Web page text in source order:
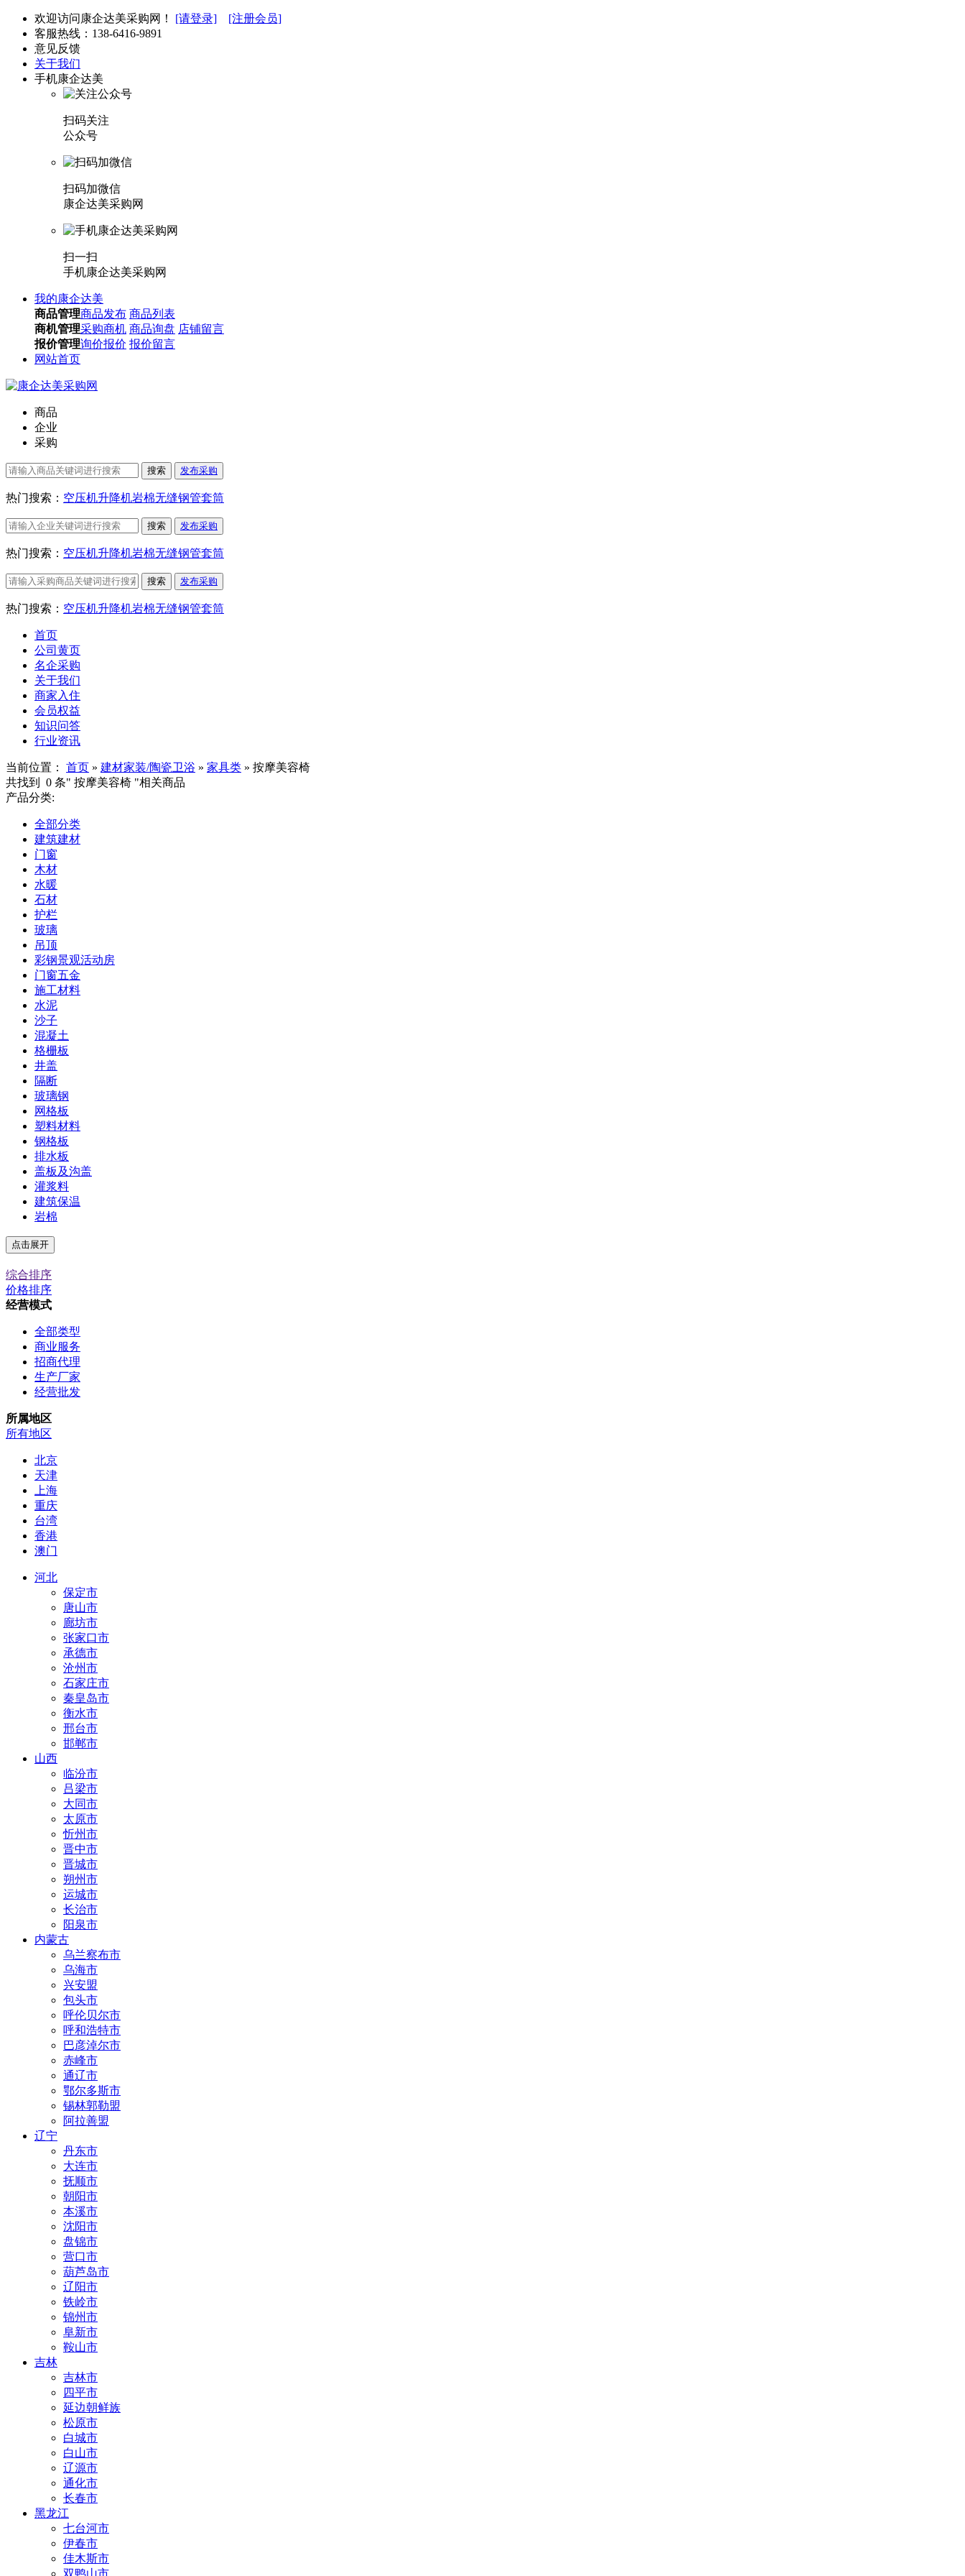
欢迎访问康企达美采购网！ [请登录]
[注册会员]
客服热线： 138-6416-9891
意见反馈
关于我们
手机康企达美
扫码关注
公众号
扫码加微信
康企达美采购网
扫一扫
手机康企达美采购网
我的康企达美
商品管理商品发布 商品列表
商机管理采购商机 商品询盘 店铺留言
报价管理询价报价 报价留言
网站首页
商品
企业
采购
搜索 发布采购
热门搜索： 空压机升降机岩棉无缝钢管套筒
搜索 发布采购
热门搜索： 空压机升降机岩棉无缝钢管套筒
搜索 发布采购
热门搜索： 空压机升降机岩棉无缝钢管套筒
首页
公司黄页
名企采购
关于我们
商家入住
会员权益
知识问答
行业资讯
当前位置： 首页 » 建材家装/陶瓷卫浴 » 家具类 » 按摩美容椅
共找到
0 条" 按摩美容椅 "相关商品
产品分类:
全部分类
建筑建材
门窗
木材
水暖
石材
护栏
玻璃
吊顶
彩钢景观活动房
门窗五金
施工材料
水泥
沙子
混凝土
格栅板
井盖
隔断
玻璃钢
网格板
塑料材料
钢格板
排水板
盖板及沟盖
灌浆料
建筑保温
岩棉
点击展开
综合排序
价格排序
经营模式
全部类型
商业服务
招商代理
生产厂家
经营批发
所属地区
所有地区
北京
天津
上海
重庆
台湾
香港
澳门
河北
保定市
唐山市
廊坊市
张家口市
承德市
沧州市
石家庄市
秦皇岛市
衡水市
邢台市
邯郸市
山西
临汾市
吕梁市
大同市
太原市
忻州市
晋中市
晋城市
朔州市
运城市
长治市
阳泉市
内蒙古
乌兰察布市
乌海市
兴安盟
包头市
呼伦贝尔市
呼和浩特市
巴彦淖尔市
赤峰市
通辽市
鄂尔多斯市
锡林郭勒盟
阿拉善盟
辽宁
丹东市
大连市
抚顺市
朝阳市
本溪市
沈阳市
盘锦市
营口市
葫芦岛市
辽阳市
铁岭市
锦州市
阜新市
鞍山市
吉林
吉林市
四平市
延边朝鲜族
松原市
白城市
白山市
辽源市
通化市
长春市
黑龙江
七台河市
伊春市
佳木斯市
双鸭山市